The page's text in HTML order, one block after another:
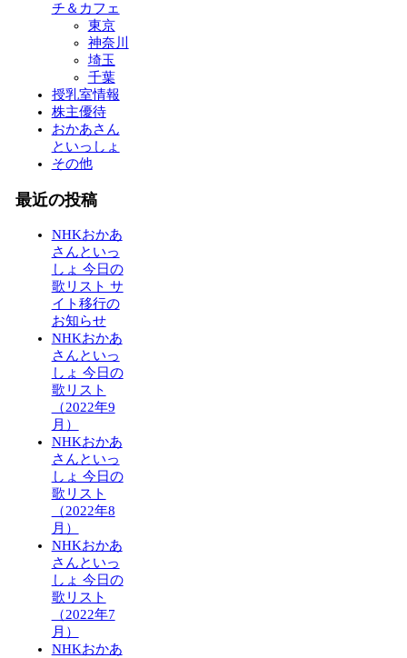
チ＆カフェ
東京
神奈川
埼玉
千葉
授乳室情報
株主優待
おかあさん
といっしょ
その他
最近の投稿
NHKおかあ
さんといっ
しょ 今日の
歌リスト サ
イト移行の
お知らせ
NHKおかあ
さんといっ
しょ 今日の
歌リスト
（2022年9
月）
NHKおかあ
さんといっ
しょ 今日の
歌リスト
（2022年8
月）
NHKおかあ
さんといっ
しょ 今日の
歌リスト
（2022年7
月）
NHKおかあ